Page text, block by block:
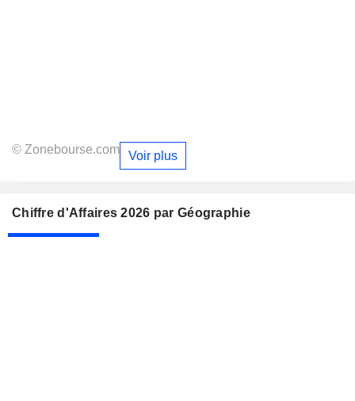
© Zonebourse.com Voir plus
Chiffre d'Affaires 2026 par Géographie